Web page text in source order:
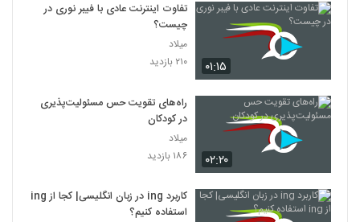
۰۱:۱۵
تفاوت اینترنت عادی با فیبر نوری در
چیست؟
میلاد
۲۱۰ بازدید
۰۲:۲۰
راه‌های تقویت حس مسئولیت‌پذیری
در کودکان
میلاد
۱۸۶ بازدید
کاربرد ing در زبان انگلیسی| کجا از ing
استفاده کنیم؟